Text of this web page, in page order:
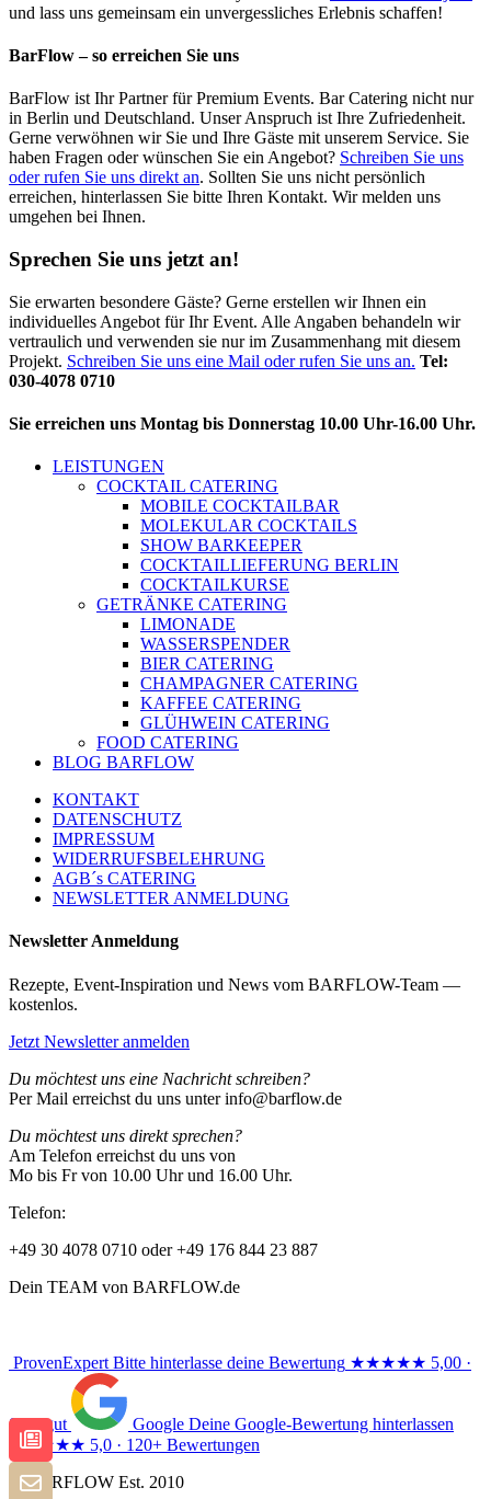
und lass uns gemeinsam ein unvergessliches Erlebnis schaffen!
BarFlow – so erreichen Sie uns
BarFlow ist Ihr Partner für Premium Events. Bar Catering nicht nur
in Berlin und Deutschland. Unser Anspruch ist Ihre Zufriedenheit.
Gerne verwöhnen wir Sie und Ihre Gäste mit unserem Service. Sie
haben Fragen oder wünschen Sie ein Angebot? Schreiben Sie uns
oder rufen Sie uns direkt an. Sollten Sie uns nicht persönlich
erreichen, hinterlassen Sie bitte Ihren Kontakt. Wir melden uns
umgehen bei Ihnen.
Sprechen Sie uns jetzt an!
Sie erwarten besondere Gäste? Gerne erstellen wir Ihnen ein
individuelles Angebot für Ihr Event. Alle Angaben behandeln wir
vertraulich und verwenden sie nur im Zusammenhang mit diesem
Projekt. Schreiben Sie uns eine Mail oder rufen Sie uns an. Tel:
030-4078 0710
Sie erreichen uns Montag bis Donnerstag 10.00 Uhr-16.00 Uhr.
LEISTUNGEN
COCKTAIL CATERING
MOBILE COCKTAILBAR
MOLEKULAR COCKTAILS
SHOW BARKEEPER
COCKTAILLIEFERUNG BERLIN
COCKTAILKURSE
GETRÄNKE CATERING
LIMONADE
WASSERSPENDER
BIER CATERING
CHAMPAGNER CATERING
KAFFEE CATERING
GLÜHWEIN CATERING
FOOD CATERING
BLOG BARFLOW
KONTAKT
DATENSCHUTZ
IMPRESSUM
WIDERRUFSBELEHRUNG
AGB´s CATERING
NEWSLETTER ANMELDUNG
Newsletter Anmeldung
Rezepte, Event-Inspiration und News vom BARFLOW-Team —
kostenlos.
Jetzt Newsletter anmelden
Du möchtest uns eine Nachricht schreiben?
Per Mail erreichst du uns unter info@barflow.de
Du möchtest uns direkt sprechen?
Am Telefon erreichst du uns von
Mo bis Fr von 10.00 Uhr und 16.00 Uhr.
Telefon:
+49 30 4078 0710 oder +49 176 844 23 887
Dein TEAM von BARFLOW.de
ProvenExpert Bitte hinterlasse deine Bewertung ★★★★★ 5,00 ·
Sehr gut Google Deine Google-Bewertung hinterlassen
★★★★★ 5,0 · 120+ Bewertungen
© BARFLOW Est. 2010